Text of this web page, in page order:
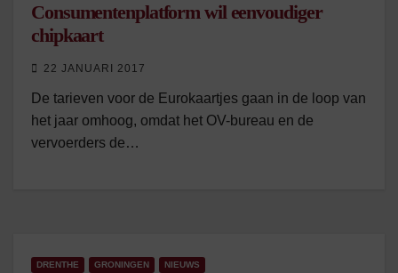
Consumentenplatform wil eenvoudiger
chipkaart
22 JANUARI 2017
De tarieven voor de Eurokaartjes gaan in de loop van
het jaar omhoog, omdat het OV-bureau en de
vervoerders de…
DRENTHE GRONINGEN NIEUWS